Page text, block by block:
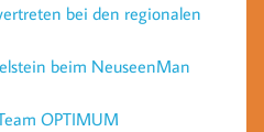
bei den regionalen
beim NeuseenMan
OPTIMUM